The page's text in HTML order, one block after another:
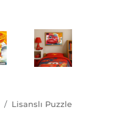
Lisanslı Puzzle